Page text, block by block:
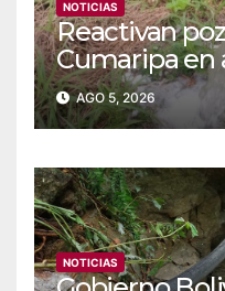
NOTICIAS
Reactivan
Cumaripa en
familias de
AGO 5, 2026
NOTICIAS